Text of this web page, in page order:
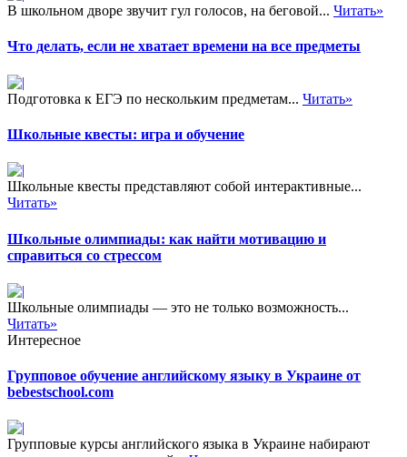
В школьном дворе звучит гул голосов, на беговой... Читать»
Что делать, если не хватает времени на все предметы
Подготовка к ЕГЭ по нескольким предметам... Читать»
Школьные квесты: игра и обучение
Школьные квесты представляют собой интерактивные...
Читать»
Школьные олимпиады: как найти мотивацию и
справиться со стрессом
Школьные олимпиады — это не только возможность...
Читать»
Интересное
Групповое обучение английскому языку в Украине от
bebestschool.com
Групповые курсы английского языка в Украине набирают